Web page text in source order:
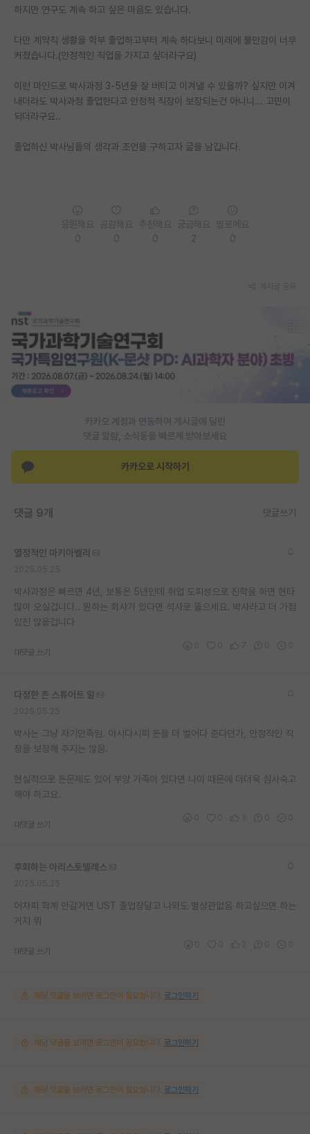
하지만 연구도 계속 하고 싶은 마음도 있습니다.
다만 계약직 생활을 학부 졸업하고부터 계속 하다보니 미래에 불안감이 너무
커졌습니다.(안정적인 직업을 가지고 싶더라구요)
이런 마인드로 박사과정 3-5년을 잘 버티고 이겨낼 수 있을까? 싶지만 이겨
내더라도 박사과정 졸업한다고 안정적 직장이 보장되는건 아니니... 고민이
되더라구요..
졸업하신 박사님들의 생각과 조언을 구하고자 글을 남깁니다.
카카오 계정과 연동하여 게시글에 달린
댓글 알람, 소식등을 빠르게 받아보세요
카카오로 시작하기
댓글 9개 댓글쓰기
열정적인 마키아벨리
박사과정은 빠르면 4년, 보통은 5년인데 취업 도피성으로 진학을 하면 현타
많이 오실겁니다.. 원하는 회사가 있다면 석사로 뚫으세요. 박사라고 더 가점
있진 않을겁니다
대댓글 쓰기
다정한 존 스튜어트 밀
박사는 그냥 자기만족임. 아시다시피 돈을 더 벌어다 준다던가, 안정적인 직
장을 보장해 주지는 않음.
현실적으로 돈문제도 있어 부양 가족이 있다면 나이 때문에 더더욱 심사숙고
해야 하고요.
대댓글 쓰기
후회하는 아리스토텔레스
어차피 학계 안갈거면 UST 졸업장달고 나와도 별상관없음 하고싶으면 하는
거지 뭐
대댓글 쓰기
해당 댓글을 보려면 로그인이 필요합니다. 로그인하기
해당 댓글을 보려면 로그인이 필요합니다. 로그인하기
해당 댓글을 보려면 로그인이 필요합니다. 로그인하기